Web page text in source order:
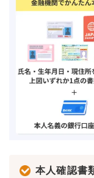
本人確認書